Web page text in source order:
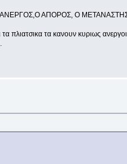
ΑΝΕΡΓΟΣ,Ο ΑΠΟΡΟΣ, Ο
τα κανουν κυριως